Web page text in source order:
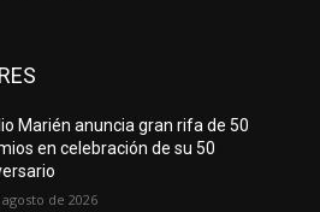
Marién anuncia gran rifa de 50
en celebración de su 50
de 2026